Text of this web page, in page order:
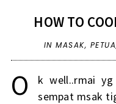
HOW TO
IN MASAK, PETUA
O
k well..rmai
sempat msak